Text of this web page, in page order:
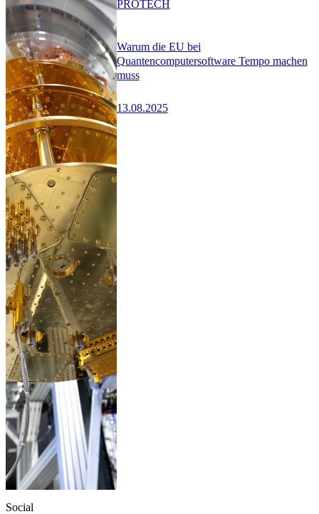
Warum die EU bei
Quantencomputersoftware Tempo machen
muss
13.08.2025
PROTECH
Social